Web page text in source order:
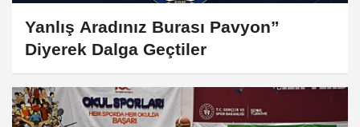
Yanlış Aradınız Burası Pavyon”
Diyerek Dalga Geçtiler